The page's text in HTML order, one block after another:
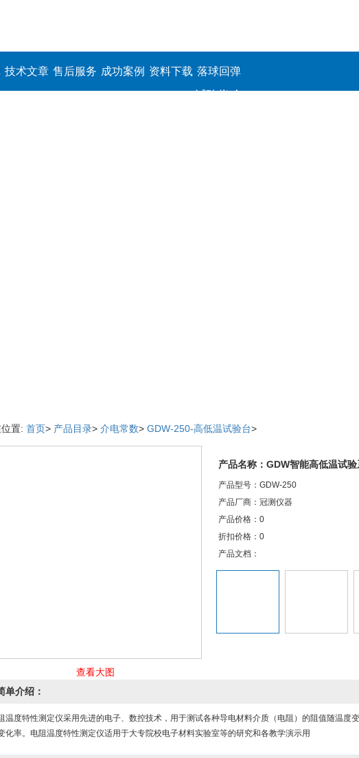
技术文章 售后服务 成功案例 资料下载 落球回弹
试验仪,介
置: 首页> 产品目录> 介电常数> GDW-250-高低温试验台>
查看大图
产品名称：GDW智能高低温试
产品型号：GDW-250
产品厂商：冠测仪器
产品价格：0
折扣价格：0
产品文档：
单介绍：
温度特性测定仪采用先进的电子、数控技术，用于测试各种导电材料介质（电阻）的阻值随温度
化率。电阻温度特性测定仪适用于大专院校电子材料实验室等的研究和各教学演示用